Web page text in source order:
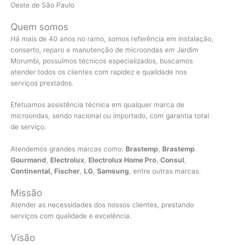
Oeste de São Paulo
Quem somos
Há mais de 40 anos no ramo, somos referência em instalação,
conserto, reparo e manutenção de microondas em Jardim
Morumbi, possuímos técnicos especializados, buscamos
atender todos os clientes com rapidez e qualidade nos
serviços prestados.
Efetuamos assistência técnica em qualquer marca de
microondas, sendo nacional ou importado, com garantia total
de serviço.
Atendemos grandes marcas como: Brastemp, Brastemp
Gourmand, Electrolux, Electrolux Home Pro,Consul,
Continental, Fischer, LG,Samsung, entre outras marcas.
Missão
Atender as necessidades dos nossos clientes, prestando
serviços com qualidade e excelência.
Visão